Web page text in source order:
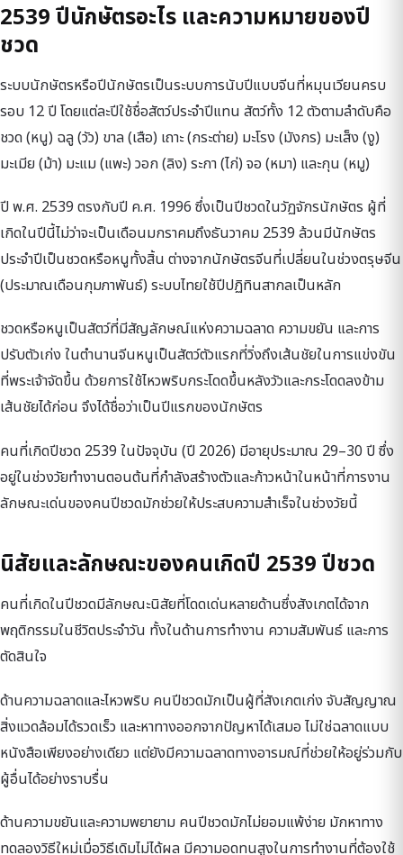
2539 ปีนักษัตรอะไร และความหมายของปี
ชวด
ระบบนักษัตรหรือปีนักษัตรเป็นระบบการนับปีแบบจีนที่หมุนเวียนครบ
รอบ 12 ปี โดยแต่ละปีใช้ชื่อสัตว์ประจำปีแทน สัตว์ทั้ง 12 ตัวตามลำดับคือ
ชวด (หนู) ฉลู (วัว) ขาล (เสือ) เถาะ (กระต่าย) มะโรง (มังกร) มะเส็ง (งู)
มะเมีย (ม้า) มะแม (แพะ) วอก (ลิง) ระกา (ไก่) จอ (หมา) และกุน (หมู)
ปี พ.ศ. 2539 ตรงกับปี ค.ศ. 1996 ซึ่งเป็นปีชวดในวัฏจักรนักษัตร ผู้ที่
เกิดในปีนี้ไม่ว่าจะเป็นเดือนมกราคมถึงธันวาคม 2539 ล้วนมีนักษัตร
ประจำปีเป็นชวดหรือหนูทั้งสิ้น ต่างจากนักษัตรจีนที่เปลี่ยนในช่วงตรุษจีน
(ประมาณเดือนกุมภาพันธ์) ระบบไทยใช้ปีปฏิทินสากลเป็นหลัก
ชวดหรือหนูเป็นสัตว์ที่มีสัญลักษณ์แห่งความฉลาด ความขยัน และการ
ปรับตัวเก่ง ในตำนานจีนหนูเป็นสัตว์ตัวแรกที่วิ่งถึงเส้นชัยในการแข่งขัน
ที่พระเจ้าจัดขึ้น ด้วยการใช้ไหวพริบกระโดดขึ้นหลังวัวและกระโดดลงข้าม
เส้นชัยได้ก่อน จึงได้ชื่อว่าเป็นปีแรกของนักษัตร
คนที่เกิดปีชวด 2539 ในปัจจุบัน (ปี 2026) มีอายุประมาณ 29–30 ปี ซึ่ง
อยู่ในช่วงวัยทำงานตอนต้นที่กำลังสร้างตัวและก้าวหน้าในหน้าที่การงาน
ลักษณะเด่นของคนปีชวดมักช่วยให้ประสบความสำเร็จในช่วงวัยนี้
นิสัยและลักษณะของคนเกิดปี 2539 ปีชวด
คนที่เกิดในปีชวดมีลักษณะนิสัยที่โดดเด่นหลายด้านซึ่งสังเกตได้จาก
พฤติกรรมในชีวิตประจำวัน ทั้งในด้านการทำงาน ความสัมพันธ์ และการ
ตัดสินใจ
ด้านความฉลาดและไหวพริบ คนปีชวดมักเป็นผู้ที่สังเกตเก่ง จับสัญญาณ
สิ่งแวดล้อมได้รวดเร็ว และหาทางออกจากปัญหาได้เสมอ ไม่ใช่ฉลาดแบบ
หนังสือเพียงอย่างเดียว แต่ยังมีความฉลาดทางอารมณ์ที่ช่วยให้อยู่ร่วมกับ
ผู้อื่นได้อย่างราบรื่น
ด้านความขยันและความพยายาม คนปีชวดมักไม่ยอมแพ้ง่าย มักหาทาง
ทดลองวิธีใหม่เมื่อวิธีเดิมไม่ได้ผล มีความอดทนสูงในการทำงานที่ต้องใช้